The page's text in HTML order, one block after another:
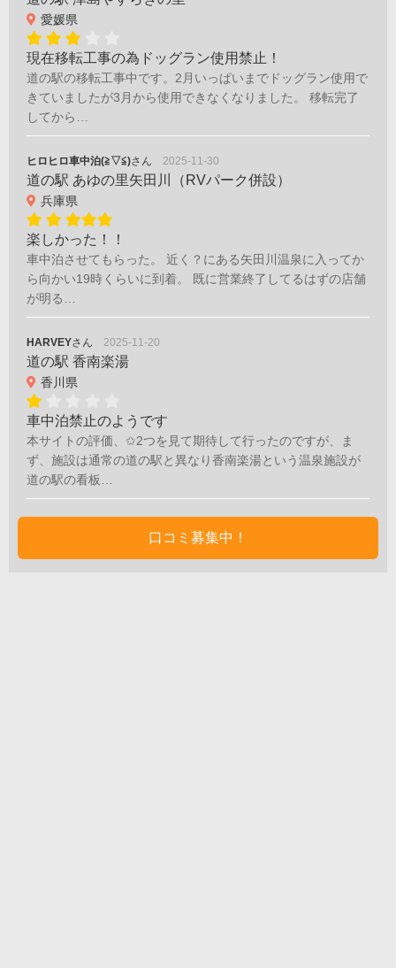
愛媛県
現在移転工事の為ドッグラン使用禁止！
道の駅の移転工事中です。2月いっぱいまでドッグラン使用で
きていましたが3月から使用できなくなりました。 移転完了
してから…
ヒロヒロ車中泊(≧▽≦)さん 2025-11-30
道の駅 あゆの里矢田川（RVパーク併設）
兵庫県
楽しかった！！
車中泊させてもらった。 近く？にある矢田川温泉に入ってか
ら向かい19時くらいに到着。 既に営業終了してるはずの店舗
が明る…
HARVEYさん 2025-11-20
道の駅 香南楽湯
香川県
車中泊禁止のようです
本サイトの評価、✩2つを見て期待して行ったのですが、ま
ず、施設は通常の道の駅と異なり香南楽湯という温泉施設が
道の駅の看板…
口コミ募集中！